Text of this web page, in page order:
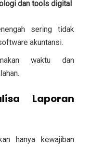
dan tools digital
sering tidak
akuntansi.
waktu dan
Laporan
hanya kewajiban